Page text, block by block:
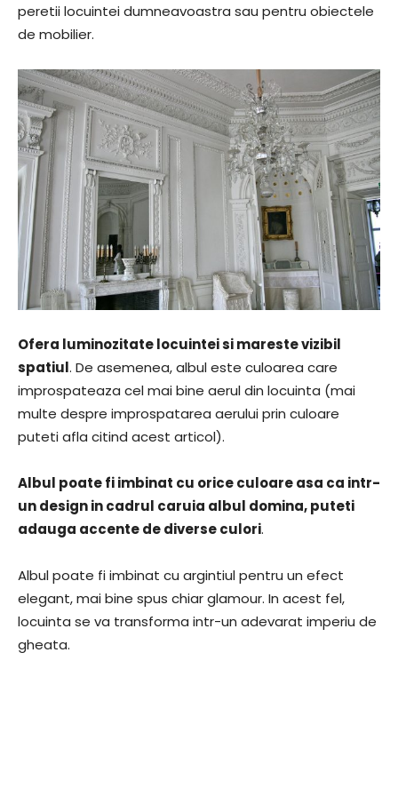
peretii locuintei dumneavoastra sau pentru obiectele
de mobilier.
Ofera luminozitate locuintei si mareste vizibil
spatiul. De asemenea, albul este culoarea care
improspateaza cel mai bine aerul din locuinta (mai
multe despre improspatarea aerului prin culoare
puteti afla citind acest articol).
Albul poate fi imbinat cu orice culoare asa ca intr-
un design in cadrul caruia albul domina, puteti
adauga accente de diverse culori.
Albul poate fi imbinat cu argintiul pentru un efect
elegant, mai bine spus chiar glamour. In acest fel,
locuinta se va transforma intr-un adevarat imperiu de
gheata.